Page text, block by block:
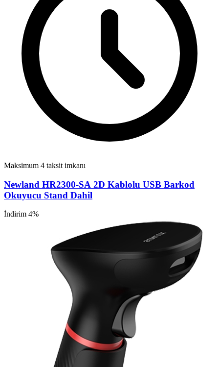
Maksimum 4 taksit imkanı
Newland HR2300-SA 2D Kablolu USB Barkod
Okuyucu Stand Dahil
İndirim 4%